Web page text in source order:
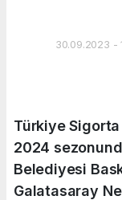
30.09.2023 -
Türkiye
2024
Belediyesi
Galatasaray